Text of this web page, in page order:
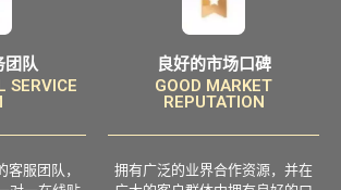
团队
SERVICE
服团队，
良好的市场口碑
GOOD MARKET
REPUTATION
拥有广泛的业界合作资源，并在